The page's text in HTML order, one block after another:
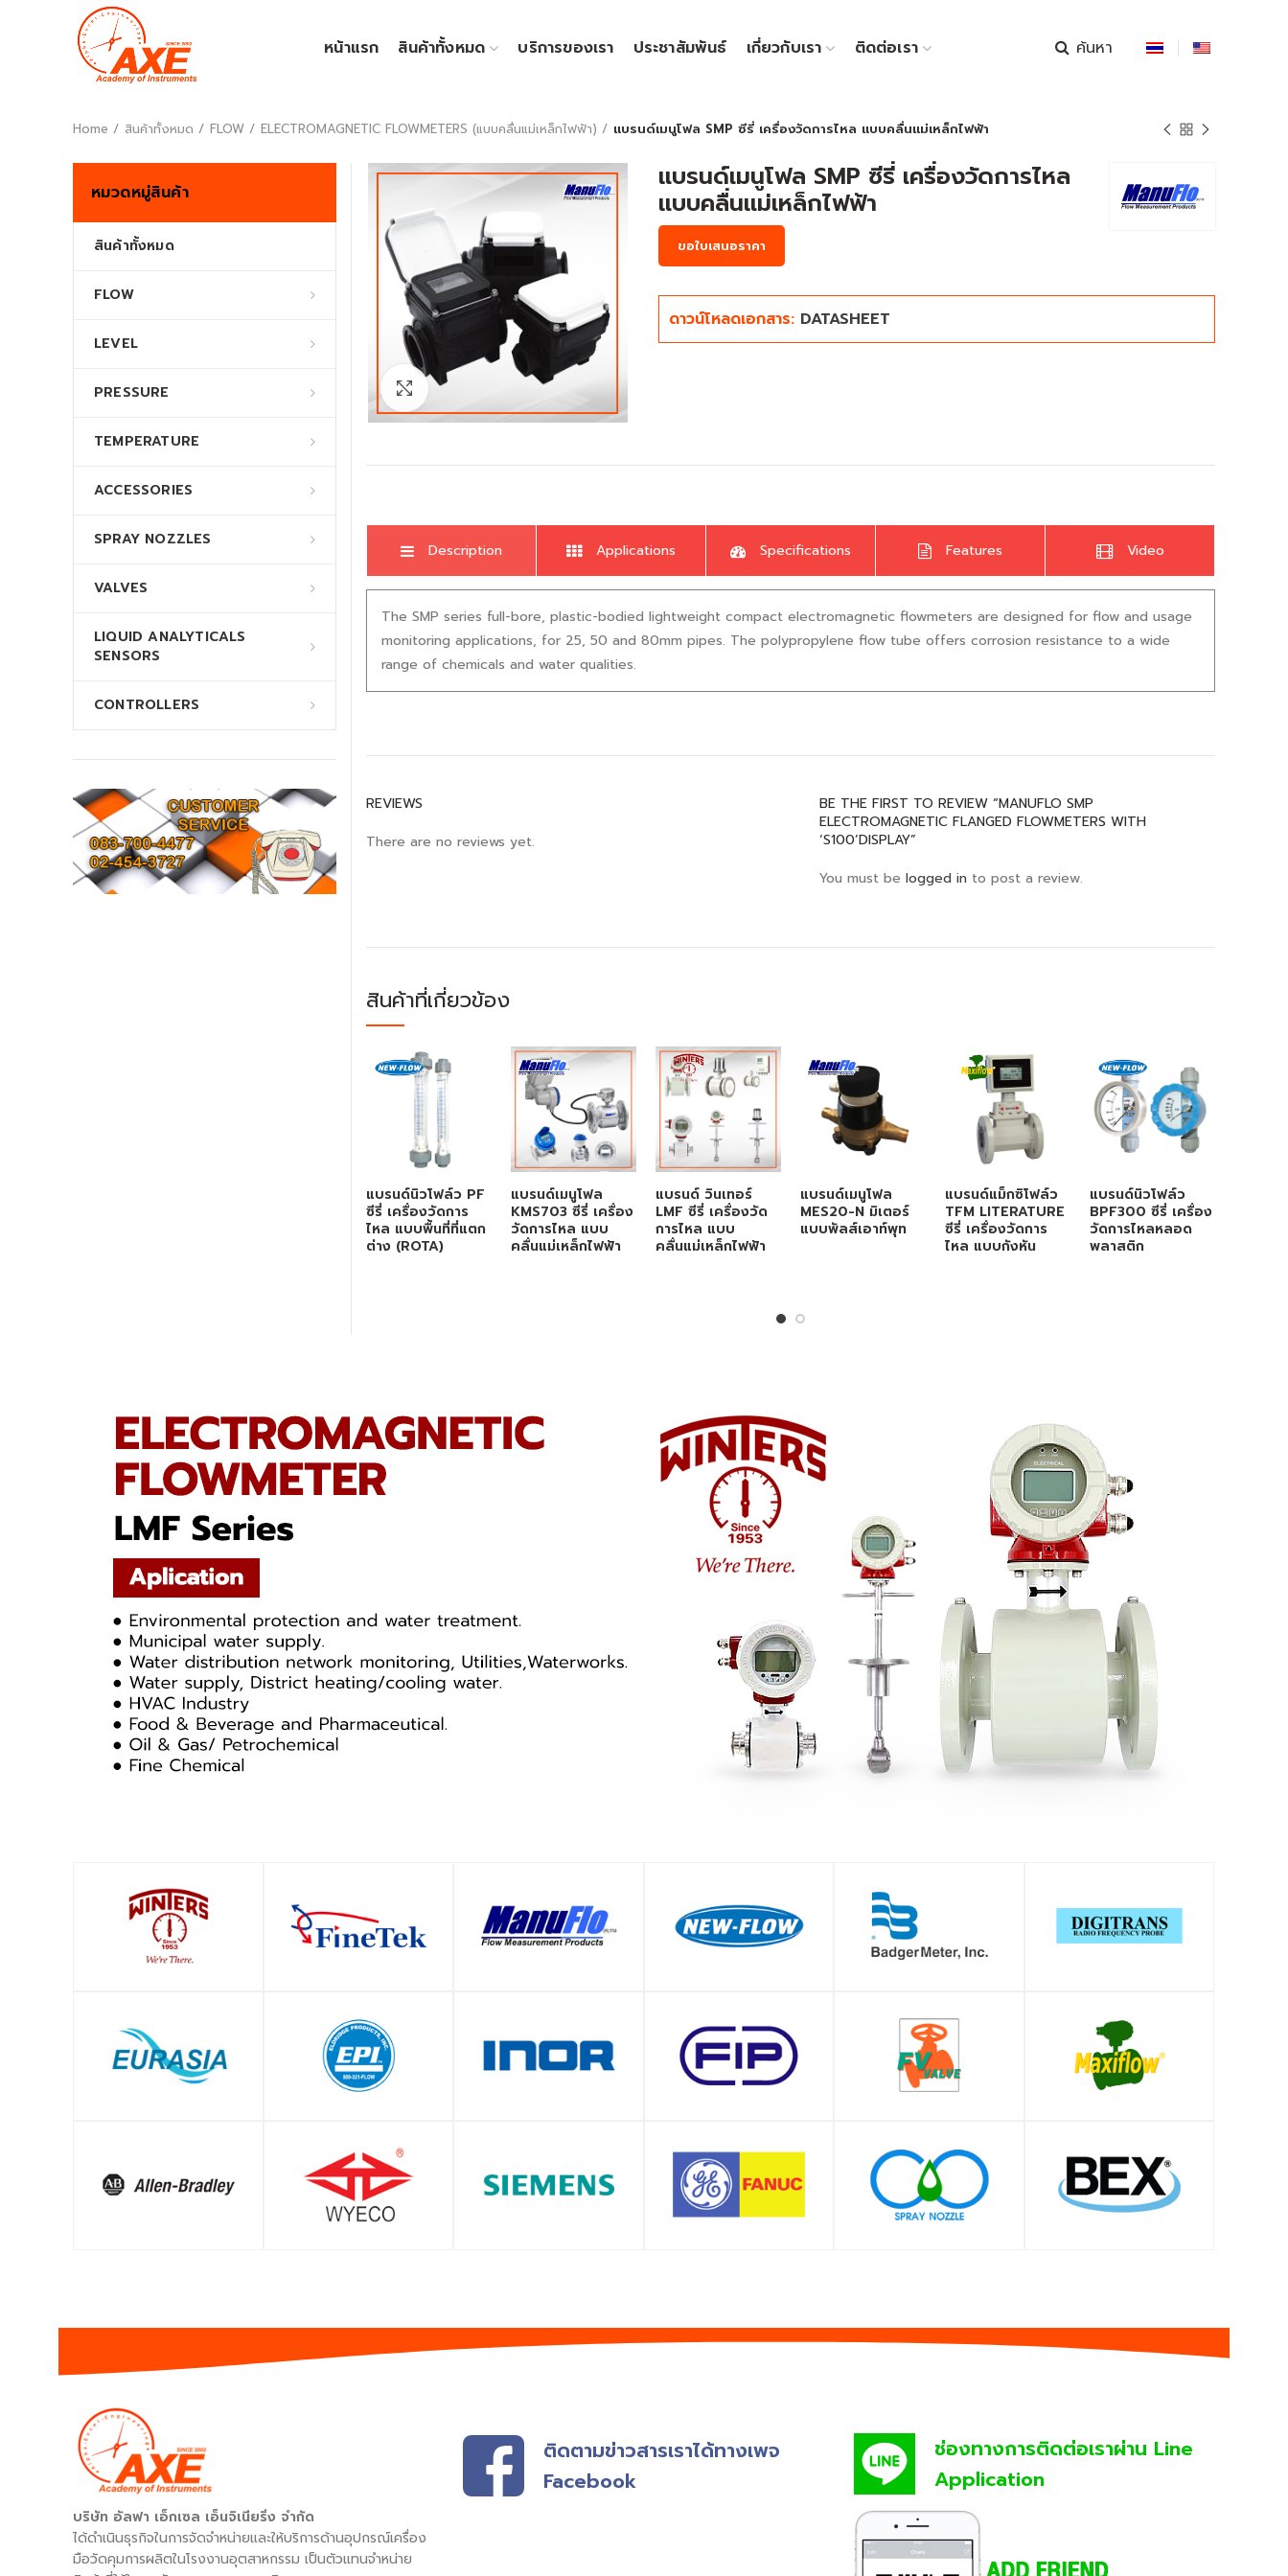
หน้าแรก สินค้าทั้งหมด บริการของเรา ประชาสัมพันธ์ เกี่ยวกับเรา ติดต่อเรา ค้นหา
Home สินค้าทั้งหมด FLOW ELECTROMAGNETIC FLOWMETERS (แบบคลื่นแม่เหล็กไฟฟ้า) แบรนด์เมนูโฟล SMP ซีรี่ เครื่องวัดการไหล แบบคลื่นแม่เหล็กไฟฟ้า
Click to enlarge
แบรนด์เมนูโฟล SMP ซีรี่ เครื่องวัดการไหล
แบบคลื่นแม่เหล็กไฟฟ้า
ขอใบเสนอราคา
ดาวน์โหลดเอกสาร: DATASHEET
Description Applications Specifications Features Video
The SMP series full-bore, plastic-bodied lightweight compact electromagnetic flowmeters are designed for flow and usage
monitoring applications, for 25, 50 and 80mm pipes. The polypropylene flow tube offers corrosion resistance to a wide
range of chemicals and water qualities.
REVIEWS
There are no reviews yet.
BE THE FIRST TO REVIEW “MANUFLO SMP
ELECTROMAGNETIC FLANGED FLOWMETERS WITH
‘S100’DISPLAY”
You must be logged into post a review.
สินค้าที่เกี่ยวข้อง
แบรนด์นิวโฟล์ว PF
ซีรี่ เครื่องวัดการ
ไหล แบบพื้นที่ที่แตก
ต่าง (ROTA)
แบรนด์เมนูโฟล
KMS703 ซีรี่ เครื่อง
วัดการไหล แบบ
คลื่นแม่เหล็กไฟฟ้า
แบรนด์ วินเทอร์
LMF ซีรี่ เครื่องวัด
การไหล แบบ
คลื่นแม่เหล็กไฟฟ้า
แบรนด์เมนูโฟล
MES20-N มิเตอร์
แบบพัลส์เอาท์พุท
แบรนด์แม็กซิโฟล์ว
TFM LITERATURE
ซีรี่ เครื่องวัดการ
ไหล แบบกังหัน
แบรนด์นิวโฟล์ว
BPF300 ซีรี่ เครื่อง
วัดการไหลหลอด
พลาสติก
หมวดหมู่สินค้า
สินค้าทั้งหมด
FLOW
LEVEL
PRESSURE
TEMPERATURE
ACCESSORIES
SPRAY NOZZLES
VALVES
LIQUID ANALYTICALS
SENSORS
CONTROLLERS
SHOP SHOP SHOP SHOP SHOP SHOP
SHOP SHOP SHOP SHOP SHOP SHOP
SHOP SHOP SHOP SHOP SHOP SHOP
บริษัท อัลฟา เอ็กเซล เอ็นจิเนียริ่ง จำกัด
ได้ดำเนินธุรกิจในการจัดจำหน่ายและให้บริการด้านอุปกรณ์เครื่อง
มือวัดคุมการผลิตในโรงงานอุตสาหกรรม เป็นตัวแทนจำหน่าย
ติดตามข่าวสารเราได้ทางเพจ
Facebook
ช่องทางการติดต่อเราผ่าน Line
Application